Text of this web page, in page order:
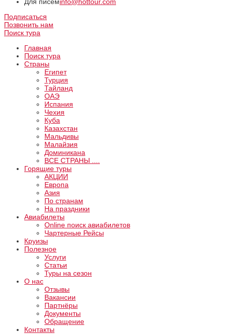
Подписаться
Позвонить нам
Поиск тура
Главная
Поиск тура
Страны
Египет
Турция
Тайланд
ОАЭ
Испания
Чехия
Куба
Казахстан
Мальдивы
Малайзия
Доминикана
ВCE СТРАНЫ ....
Горящие туры
АКЦИИ
Европа
Азия
По странам
На праздники
Авиабилеты
Online поиск авиабилетов
Чартерные Рейсы
Круизы
Полезное
Услуги
Статьи
Туры на сезон
О нас
Отзывы
Вакансии
Партнёры
Документы
Обращение
Контакты